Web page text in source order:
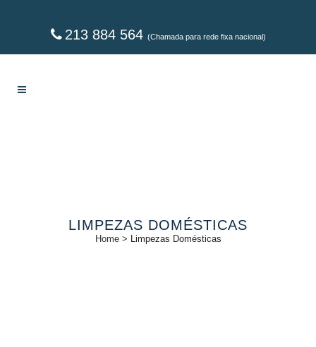
213 884 564 (Chamada para rede fixa nacional)
LIMPEZAS DOMÉSTICAS
Home> Limpezas Domésticas